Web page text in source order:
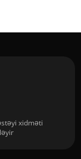
xidməti